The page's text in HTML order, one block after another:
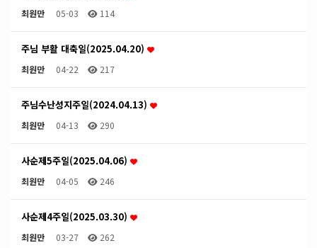
최원만 05-03 114
주님 부활 대축일(2025.04.20)
최원만 04-22 217
주님수난성지주일(2024.04.13)
최원만 04-13 290
사순제5주일(2025.04.06)
최원만 04-05 246
사순제4주일(2025.03.30)
최원만 03-27 262